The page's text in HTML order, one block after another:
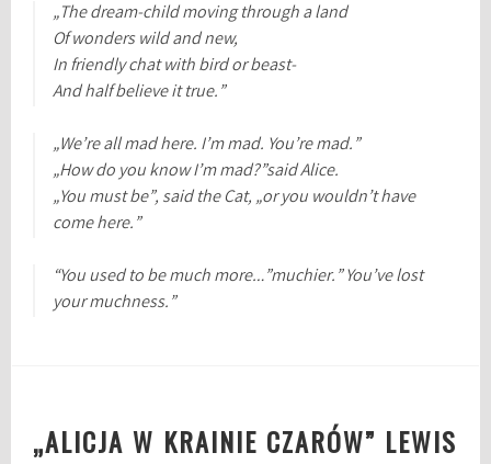
„The dream-child moving through a land
Of wonders wild and new,
In friendly chat with bird or beast-
And half believe it true.”
„We’re all mad here. I’m mad. You’re mad.”
„How do you know I’m mad?”said Alice.
„You must be”, said the Cat, „or you wouldn’t have
come here.”
“You used to be much more…”muchier.” You’ve lost
your muchness.”
„ALICJA W KRAINIE CZARÓW” LEWIS